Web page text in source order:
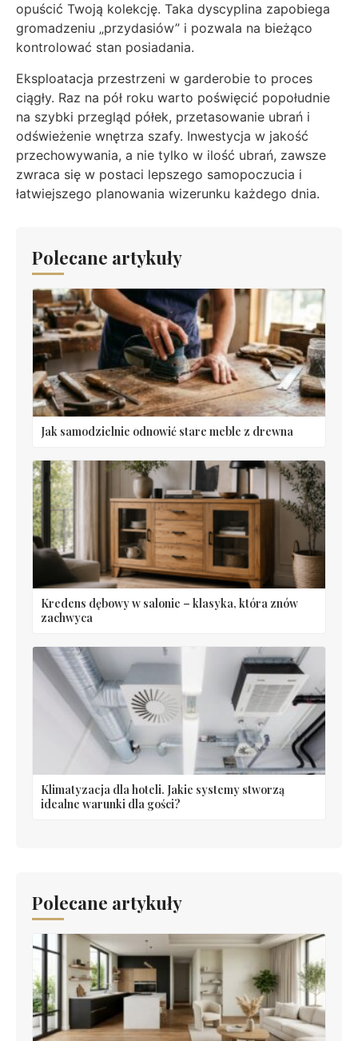
opuścić Twoją kolekcję. Taka dyscyplina zapobiega
gromadzeniu „przydasiów” i pozwala na bieżąco
kontrolować stan posiadania.
Eksploatacja przestrzeni w garderobie to proces
ciągły. Raz na pół roku warto poświęcić popołudnie
na szybki przegląd półek, przetasowanie ubrań i
odświeżenie wnętrza szafy. Inwestycja w jakość
przechowywania, a nie tylko w ilość ubrań, zawsze
zwraca się w postaci lepszego samopoczucia i
łatwiejszego planowania wizerunku każdego dnia.
Polecane artykuły
Jak samodzielnie odnowić stare meble z drewna
Kredens dębowy w salonie – klasyka, która znów
zachwyca
Klimatyzacja dla hoteli. Jakie systemy stworzą
idealne warunki dla gości?
Polecane artykuły